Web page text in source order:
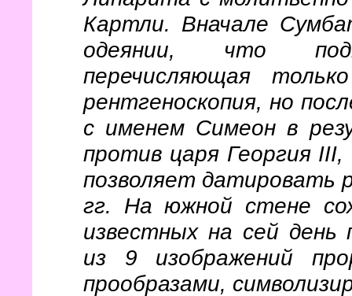
Картли. Вначале
одеянии, что
перечисляющая
рентгеноскопия, но
с именем Симеон в
против царя Георгия
позволяет датировать
гг. На южной стене
известных на сей день
из 9 изображений
прообразами,